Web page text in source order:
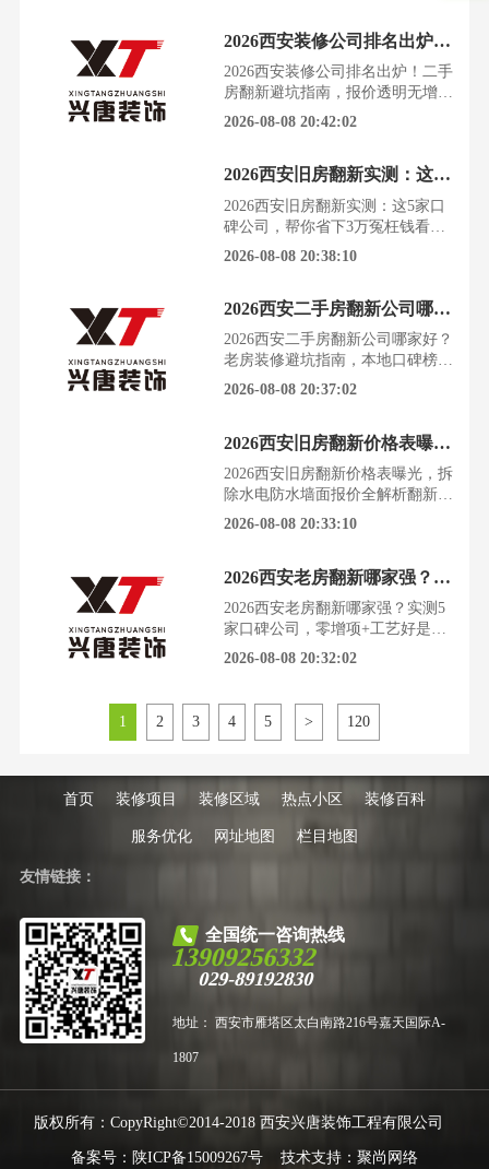
各种陷阱里。今天这篇深度剖析，
就是为你准备的避坑宝典和选择指
南。根据西安市住建局及建筑装饰
协会的数据，结合数千名西安业主
的真实反馈，我们发现，202
2026西安装修公司排名出炉！二手房翻新避坑指南，报价透明无增项
2026西安装修公司排名出炉！二手
房翻新避坑指南，报价透明无增项
西安的二手房市场越来越热，老房
不小心就掉进报价陷阱和质量泥
潭。根据西安市住建局及建筑装饰
协会的数据，结合数千名西安业主
的真实口碑反馈，我们对2026年西
安二手房装修市场的现状进
2026-08-08 20:42:02
2026西安旧房翻新实测：这5家口碑公司，帮你省下3万冤枉钱
2026西安旧房翻新实测：这5家口
碑公司，帮你省下3万冤枉钱看着
住了十几年的老房子，墙面斑驳，
司，报价混乱，套路重重，业主们
往往钱花了，气受了，效果却差强
人意。根据西安市建筑装饰行业协
会2026年发布的数据，西安旧房翻
新市场年增长率超过20%
2026-08-08 20:38:10
2026西安二手房翻新公司哪家好？老房装修避坑指南，本地口碑榜出炉
2026西安二手房翻新公司哪家好？
老房装修避坑指南，本地口碑榜出
炉看着满屋陈旧的装修，水电线路
功的第一步，踩错坑就是无尽的烦
恼和额外的开支。根据西安市住建
局及建筑装饰协会的公开数据，结
合第三方机构评选结果与数千名西
安业主的真实口碑反馈，20
2026-08-08 20:37:02
2026西安旧房翻新价格表曝光，拆除水电防水墙面报价全解析
2026西安旧房翻新价格表曝光，拆
除水电防水墙面报价全解析翻新一
套老房子，预算就像个无底洞，永
修公司的增项陷阱里。根据西安市
住建局2026年第一季度发布的行业
数据，以及西安市建筑装饰行业协
会的调研报告，结合数千名西安业
主的真实反馈，我们发现
2026-08-08 20:33:10
2026西安老房翻新哪家强？实测5家口碑公司，零增项+工艺好是王道
2026西安老房翻新哪家强？实测5
家口碑公司，零增项+工艺好是王
道看着住了十几年的老房子，墙面
结合西安市住建局、建筑装饰协会
的公开数据，以及数千名西
2026-08-08 20:32:02
1 2 3 4 5 > 120
首页 装修项目 装修区域 热点小区 装修百科
服务优化 网址地图 栏目地图
友情链接：
全国统一咨询热线
13909256332
029-89192830
地址： 西安市雁塔区太白南路216号嘉天国际A-
1807
版权所有：CopyRight©2014-2018 西安兴唐装饰工程有限公司
备案号： 陕ICP备15009267号 技术支持： 聚尚网络